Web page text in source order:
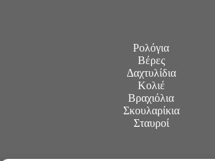
Ρολόγια
Βέρες
Δαχτυλίδια
Κολιέ
Βραχιόλια
Σκουλαρίκια
Σταυροί